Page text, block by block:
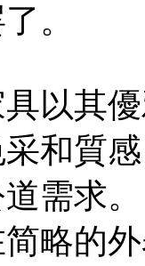
。
以其
和質
需求
略的